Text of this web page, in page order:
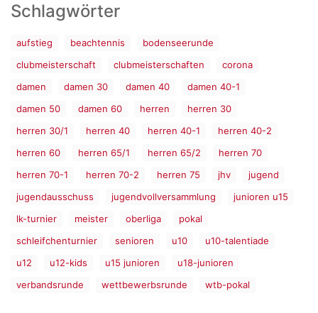
Schlagwörter
aufstieg beachtennis
bodenseerunde
clubmeisterschaft
clubmeisterschaften
corona
damen
damen 30 damen 40
damen 40-1
damen 50
damen 60 herren
herren 30
herren 30/1
herren 40 herren 40-1
herren 40-2
herren 60
herren 65/1 herren 65/2
herren 70
herren 70-1
herren 70-2 herren 75 jhv
jugend
jugendausschuss
jugendvollversammlung
junioren u15
lk-turnier
meister oberliga
pokal
schleifchenturnier
senioren u10
u10-talentiade
u12
u12-kids u15 junioren
u18-junioren
verbandsrunde
wettbewerbsrunde wtb-pokal